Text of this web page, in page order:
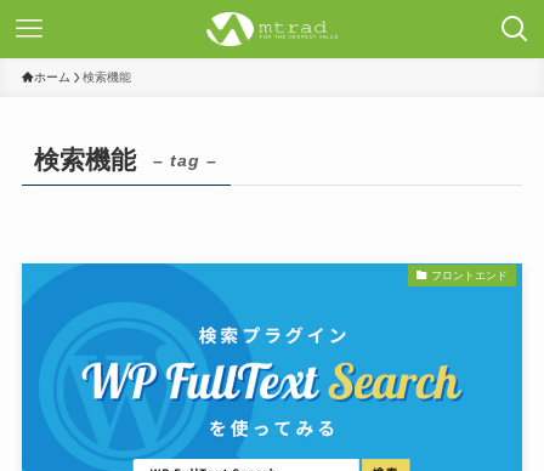
ホーム 検索機能
検索機能 – tag –
フロントエンド